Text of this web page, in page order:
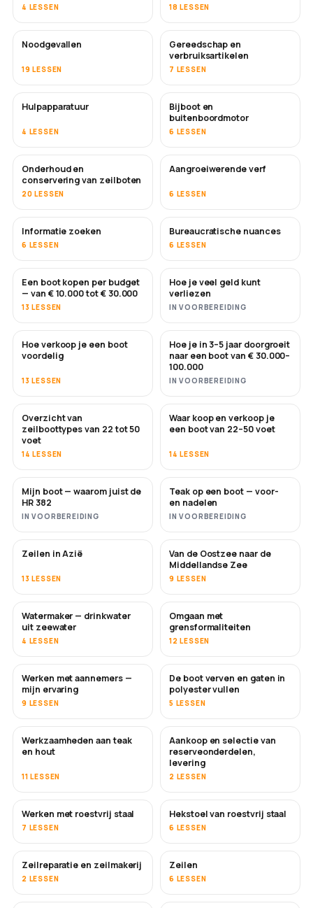
4 LESSEN 18 LESSEN
Noodgevallen
19 LESSEN
Gereedschap en
verbruiksartikelen
7 LESSEN
Hulpapparatuur
4 LESSEN
Bijboot en
buitenboordmotor
6 LESSEN
Onderhoud en
conservering van zeilboten
20 LESSEN
BINNENKORT
Aangroeiwerende verf
6 LESSEN
Informatie zoeken
6 LESSEN
Bureaucratische nuances
6 LESSEN
BINNENKORT
Een boot kopen per budget
— van € 10.000 tot € 30.000
13 LESSEN
BINNENKORT
Hoe je veel geld kunt
verliezen
IN VOORBEREIDING
NIEUW
Hoe verkoop je een boot
voordelig
13 LESSEN
NIEUW
Hoe je in 3–5 jaar doorgroeit
naar een boot van € 30.000–
100.000
IN VOORBEREIDING
BINNENKORT
Overzicht van
zeilboottypes van 22 tot 50
voet
14 LESSEN
BINNENKORT
Waar koop en verkoop je
een boot van 22–50 voet
14 LESSEN
BINNENKORT
Mijn boot — waarom juist de
HR 382
IN VOORBEREIDING
BINNENKORT
Teak op een boot — voor-
en nadelen
IN VOORBEREIDING
BINNENKORT
Zeilen in Azië
13 LESSEN
BINNENKORT
Van de Oostzee naar de
Middellandse Zee
9 LESSEN
BINNENKORT
Watermaker — drinkwater
uit zeewater
4 LESSEN
Omgaan met
grensformaliteiten
12 LESSEN
BINNENKORT
Werken met aannemers —
mijn ervaring
9 LESSEN
BINNENKORT
De boot verven en gaten in
polyester vullen
5 LESSEN
Werkzaamheden aan teak
en hout
11 LESSEN
BINNENKORT
Aankoop en selectie van
reserveonderdelen,
levering
2 LESSEN
BINNENKORT
Werken met roestvrij staal
7 LESSEN
Hekstoel van roestvrij staal
6 LESSEN
BINNENKORT
Zeilreparatie en zeilmakerij
2 LESSEN
Zeilen
6 LESSEN